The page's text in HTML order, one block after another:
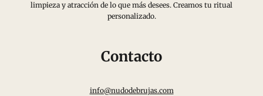
limpieza y atracción de lo que más desees. Creamos tu ritual
personalizado.
Contacto
info@nudodebrujas.com